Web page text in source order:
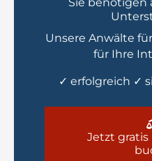
Unsere Anwälte
für Ihre
✓ erfolgreich ✓
Jetzt